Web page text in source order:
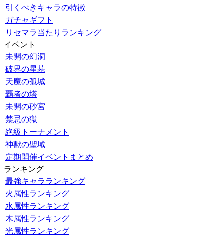
引くべきキャラの特徴
ガチャギフト
リセマラ当たりランキング
イベント
未開の幻洞
破界の星墓
天魔の孤城
覇者の塔
未開の砂宮
禁忌の獄
絶級トーナメント
神獣の聖域
定期開催イベントまとめ
ランキング
最強キャラランキング
火属性ランキング
水属性ランキング
木属性ランキング
光属性ランキング